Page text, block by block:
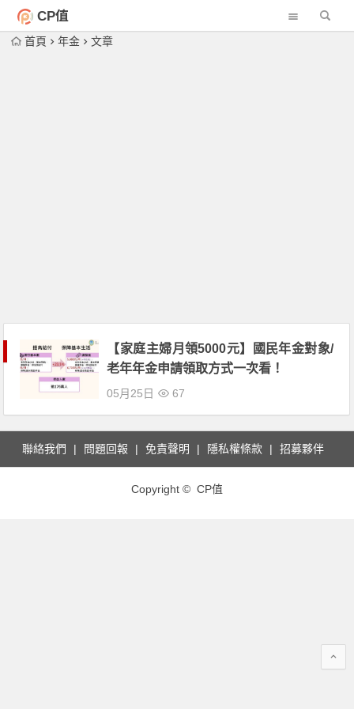
CP值
首頁 年金 文章
【家庭主婦月領5000元】國民年金對象/
老年年金申請領取方式一次看！
05月25日 67
聯絡我們 問題回報 免責聲明 隱私權條款 招募夥伴
Copyright © CP值